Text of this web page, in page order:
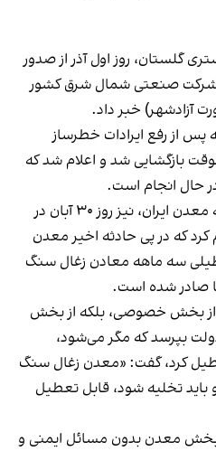
گلستان، روز اول آذر از صدور
شرکت صنعتی شمال شرق کشور
آزادشهر) خبر داد.
از رفع ایرادات خطرساز
بازگشایی شد و اعلام شد که
حال انجام است.
محمدرضا بهرامن، رییس خانه معدن ایران، نیز روز ۳۰ آبان در
که در پی حادثه اخیر معدن
سه ماهه معادن زغال سنگ
صادر شده است.
از بخش خصوصی، بلکه از بخش
بپرسد که مگر می‌شود،
سنگ را ۳ ماه تعطیل کرد، گفت: «معدن زغال سنگ
باید تخلیه شود، قابل تعطیل
بخش معدن بدون مسائل ایمنی و